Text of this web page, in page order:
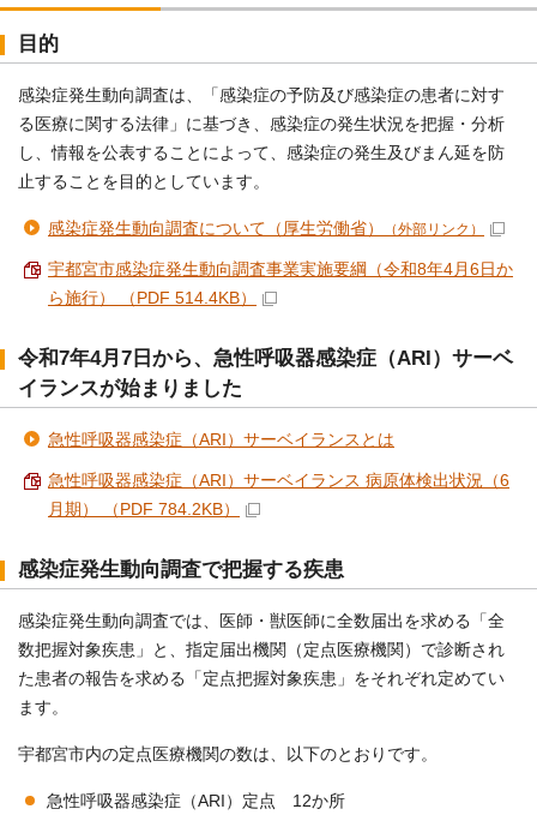
目的
感染症発生動向調査は、「感染症の予防及び感染症の患者に対す
る医療に関する法律」に基づき、感染症の発生状況を把握・分析
し、情報を公表することによって、感染症の発生及びまん延を防
止することを目的としています。
感染症発生動向調査について（厚生労働省） （外部リンク）
宇都宮市感染症発生動向調査事業実施要綱（令和8年4月6日か
ら施行） （PDF 514.4KB）
令和7年4月7日から、急性呼吸器感染症（ARI）サーベ
イランスが始まりました
急性呼吸器感染症（ARI）サーベイランスとは
急性呼吸器感染症（ARI）サーベイランス 病原体検出状況（6
月期） （PDF 784.2KB）
感染症発生動向調査で把握する疾患
感染症発生動向調査では、医師・獣医師に全数届出を求める「全
数把握対象疾患」と、指定届出機関（定点医療機関）で診断され
た患者の報告を求める「定点把握対象疾患」をそれぞれ定めてい
ます。
宇都宮市内の定点医療機関の数は、以下のとおりです。
急性呼吸器感染症（ARI）定点 12か所